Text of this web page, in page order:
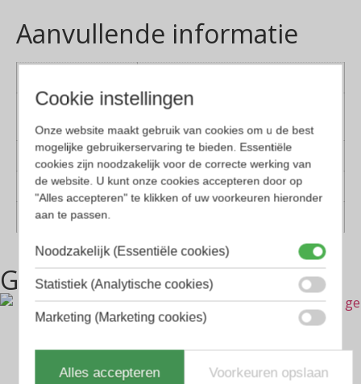
Aanvullende informatie
Montuur
materiaal
Kunststof
Lens materiaal
Kunststof
Geschikt voor
Dames, Heren
Vorm
Gerelateerde producten
Cookie instellingen
Onze website maakt gebruik van cookies om u de best
mogelijke gebruikerservaring te bieden. Essentiële
cookies zijn noodzakelijk voor de correcte werking van
de website. U kunt onze cookies accepteren door op
"Alles accepteren" te klikken of uw voorkeuren hieronder
aan te passen.
Noodzakelijk (Essentiële cookies)
Statistiek (Analytische cookies)
Marketing (Marketing cookies)
Alles accepteren Voorkeuren opslaan